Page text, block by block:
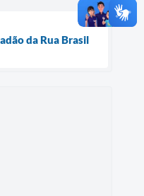
da Rua Brasil